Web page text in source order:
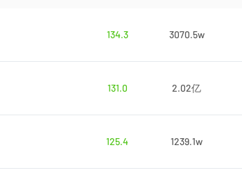
134.3
3070.5w
131.0
2.02亿
125.4
1239.1w